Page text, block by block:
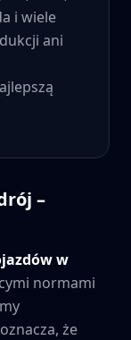
i wiele
ani
–
w
normami
że